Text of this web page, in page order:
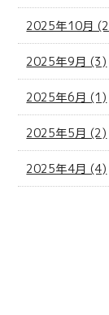
2025年10月
2025年9月 (3)
2025年6月 (1)
2025年5月 (2)
2025年4月 (4)